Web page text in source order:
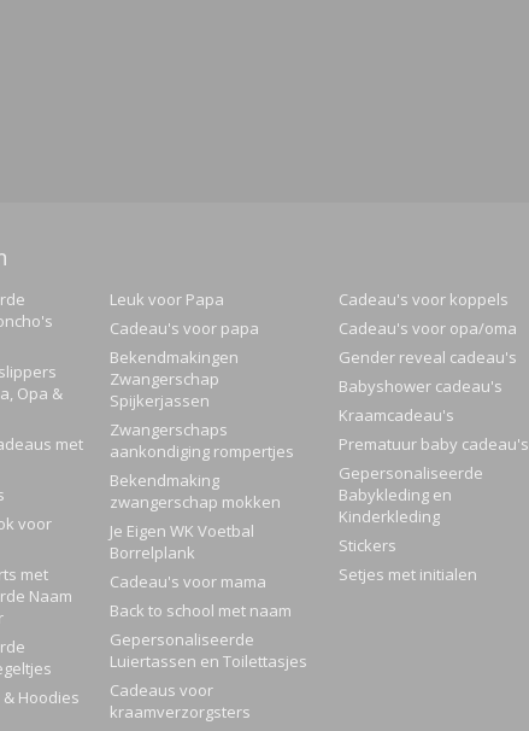
Opa &
met
voor
met
Naam
Hoodies
Leuk voor Papa
Cadeau's voor papa
Bekendmakingen
Zwangerschap
Spijkerjassen
Zwangerschaps
aankondiging rompertjes
Bekendmaking
zwangerschap mokken
Je Eigen WK Voetbal
Borrelplank
Cadeau's voor mama
Back to school met naam
Gepersonaliseerde
Luiertassen en Toilettasjes
Cadeaus voor
kraamverzorgsters
Cadeau's voor koppels
Cadeau's voor opa/oma
Gender reveal cadeau's
Babyshower cadeau's
Kraamcadeau's
Prematuur baby cadeau's
Gepersonaliseerde
Babykleding en
Kinderkleding
Stickers
Setjes met initialen